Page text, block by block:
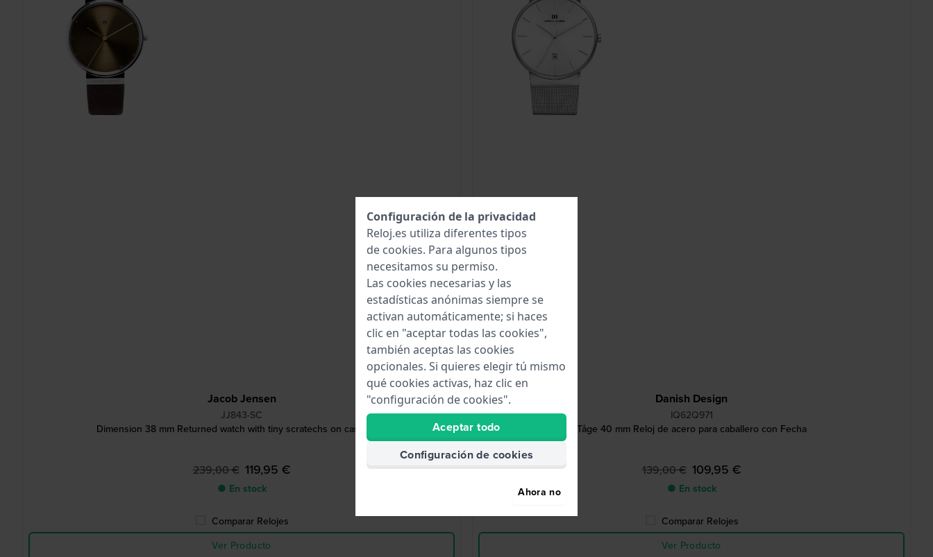
Jacob Jensen
JJ843-SC
Dimension 38 mm Returned watch with tiny scratechs on case back
239,00 € 119,95 €
● En stock
Comparar Relojes
Ver Producto
Danish Design
IQ62Q971
Tåge 40 mm Reloj de acero para caballero con Fecha
139,00 € 109,95 €
● En stock
Comparar Relojes
Ver Producto
Configuración de la privacidad
Reloj.es utiliza diferentes tipos
de cookies. Para algunos tipos
necesitamos su permiso.
Las cookies necesarias y las
estadísticas anónimas siempre se
activan automáticamente; si haces
clic en "aceptar todas las cookies",
también aceptas las cookies
opcionales. Si quieres elegir tú mismo
qué cookies activas, haz clic en
"configuración de cookies".
Aceptar todo
Configuración de cookies
Ahora no